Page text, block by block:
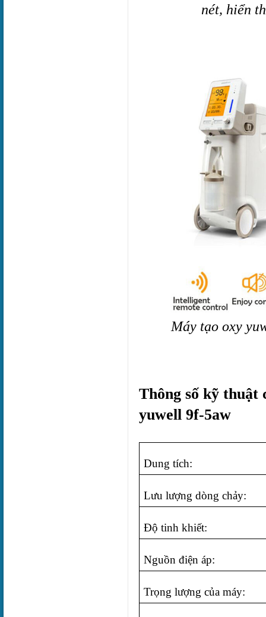
nét, hiển
Máy tạo oxy
Thông số kỹ thuật
yuwell 9f-5aw
Dung tích:
Lưu lượng dòng chảy:
Độ tinh khiết:
Nguồn điện áp:
Trọng lượng của máy: